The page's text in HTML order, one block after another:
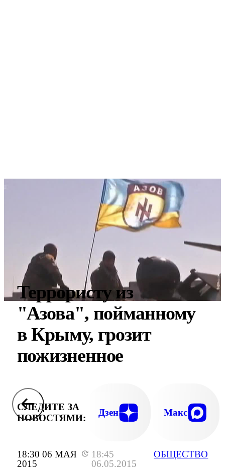
18:30 06 МАЯ
2015
18:45
06.05.2015
ОБЩЕСТВО
Террористу из
"Азова", пойманному
в Крыму, грозит
пожизненное
СЛЕДИТЕ ЗА
НОВОСТЯМИ:
Дзен Макс